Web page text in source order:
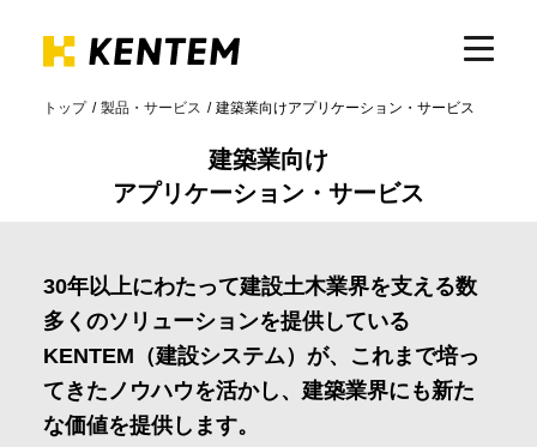
導入事例
サポート
トップ 製品・サービス 建築業向けアプリケーション・サービス
建築業向け
アプリケーション・サービス
30年以上にわたって建設土木業界を支える数
多くのソリューションを提供している
KENTEM（建設システム）が、これまで培っ
てきたノウハウを活かし、建築業界にも新た
な価値を提供します。